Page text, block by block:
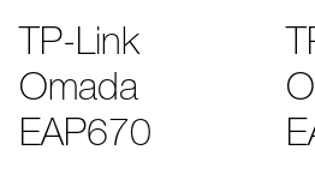
TP-Link
Omada
EAP670